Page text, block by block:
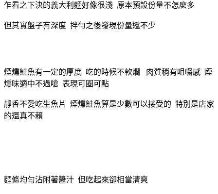
乍看之下決的義大利麵好像很淺 原本預設份量不怎麼多
但其實盤子有深度 拌勻之後發現份量還不少
煙燻鮭魚有一定的厚度 吃的時候不軟爛 肉質稍有咀嚼感 煙
燻味適中不過嗆 表現可圈可點
靜香不愛吃生魚片 煙燻鮭魚算是少數可以接受的 特別是店家
的還真不賴
麵條均勻沾附著醬汁 但吃起來卻相當清爽